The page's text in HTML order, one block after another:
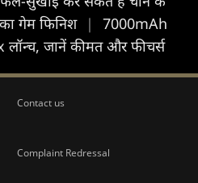
गेम फिनिश |
7000mAh
जानें कीमत और फीचर्स
Contact us
Complaint Redressal